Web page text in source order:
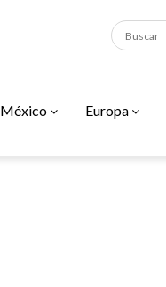
México Europa